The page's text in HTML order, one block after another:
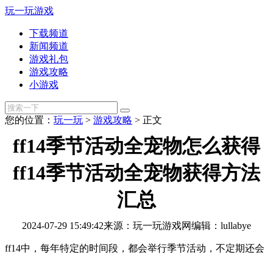
玩一玩游戏
下载频道
新闻频道
游戏礼包
游戏攻略
小游戏
您的位置： 玩一玩 > 游戏攻略 > 正文
ff14季节活动全宠物怎么获得
ff14季节活动全宠物获得方法
汇总
2024-07-29 15:49:42来源：玩一玩游戏网编辑：lullabye
ff14中，每年特定的时间段，都会举行季节活动，不定期还会